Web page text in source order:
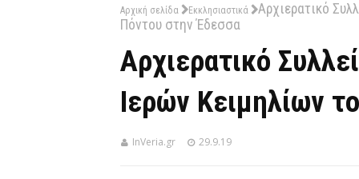
Αρχική σελίδα Εκκλησιαστικά
Αρχιερατικό
Πόντου στην Έδεσσα
Αρχιερατικό
Ιερών Κειμηλίων
InVeria.gr 29.9.19